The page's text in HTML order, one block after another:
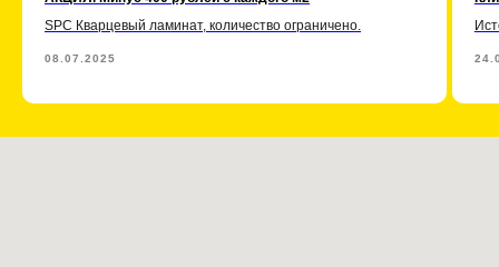
SPC Кварцевый ламинат, количество ограничено.
08.07.2025